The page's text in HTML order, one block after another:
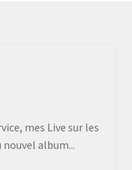
mes Live sur les
album...